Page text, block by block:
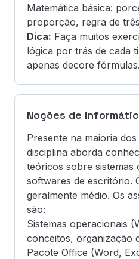
Matemática básica:
proporção, regra de
Dica: Faça muitos
lógica por trás de cada
apenas decore fórmulas.
Noções de
Presente na maioria
disciplina aborda
teóricos sobre sistemas
softwares de escritório.
geralmente médio. Os
são:
Sistemas operacionais
conceitos, organização
Pacote Office (Word,